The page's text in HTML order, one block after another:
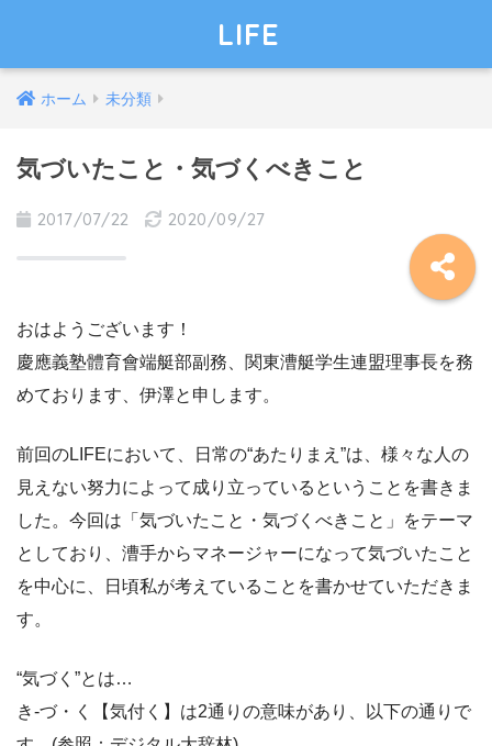
LIFE
ホーム 未分類
気づいたこと・気づくべきこと
2017/07/22 2020/09/27
おはようございます！
慶應義塾體育會端艇部副務、関東漕艇学生連盟理事長を務
めております、伊澤と申します。
前回のLIFEにおいて、日常の“あたりまえ”は、様々な人の
見えない努力によって成り立っているということを書きま
した。今回は「気づいたこと・気づくべきこと」をテーマ
としており、漕手からマネージャーになって気づいたこと
を中心に、日頃私が考えていることを書かせていただきま
す。
“気づく”とは…
き-づ・く【気付く】は2通りの意味があり、以下の通りで